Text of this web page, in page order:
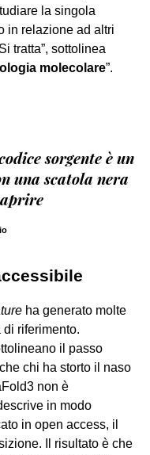
la singola
in relazione ad altri
tratta”, sottolinea
molecolare”.
sorgente è un
una scatola nera
aprire
ha generato molte
di riferimento.
il passo
chi ha storto il naso
non è
in modo
in open access, il
Il risultato è che